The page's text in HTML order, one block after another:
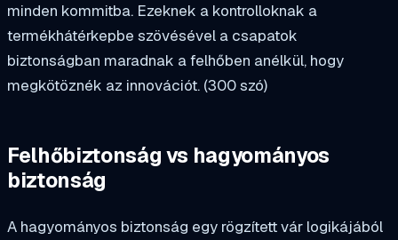
minden kommitba. Ezeknek a kontrolloknak a
termékhátérkepbe szövésével a csapatok
biztonságban maradnak a felhőben anélkül, hogy
megkötöznék az innovációt. (300 szó)
Felhőbiztonság vs hagyományos
biztonság
A hagyományos biztonság egy rögzített vár logikájából